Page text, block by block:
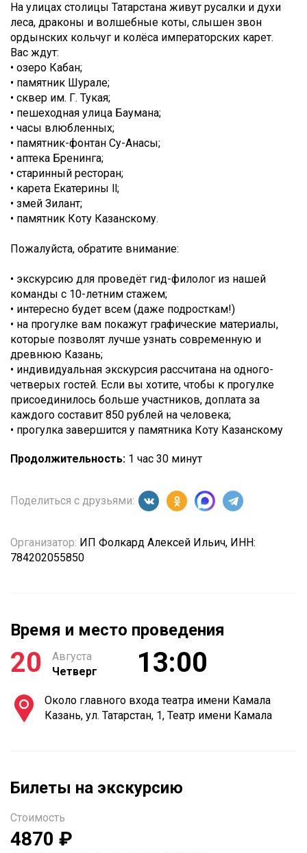
На улицах столицы Татарстана живут русалки и духи
леса, драконы и волшебные коты, слышен звон
ордынских кольчуг и колёса императорских карет.
Вас ждут:
• озеро Кабан;
• памятник Шурале;
• сквер им. Г. Тукая;
• пешеходная улица Баумана;
• часы влюбленных;
• памятник-фонтан Су-Анасы;
• аптека Бренинга;
• старинный ресторан;
• карета Екатерины ll;
• змей Зилант;
• памятник Коту Казанскому.
Пожалуйста, обратите внимание:
• экскурсию для проведёт гид-филолог из нашей
команды с 10-летним стажем;
• интересно будет всем (даже подросткам!)
• на прогулке вам покажут графические материалы,
которые позволят лучше узнать современную и
древнюю Казань;
• индивидуальная экскурсия рассчитана на одного-
четверых гостей. Если вы хотите, чтобы к прогулке
присоединилось больше участников, доплата за
каждого составит 850 рублей на человека;
• прогулка завершится у памятника Коту Казанскому
Продолжительность: 1 час 30 минут
Поделиться с друзьями:
Организатор: ИП Фолкард Алексей Ильич, ИНН:
784202055850
Время и место проведения
20
Августа
Четверг
13:00
Около главного входа театра имени Камала
Казань, ул. Татарстан, 1, Театр имени Камала
Билеты на экскурсию
Стоимость
4870 ₽